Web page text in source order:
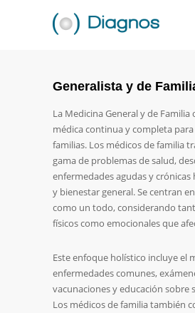
Generalista y de
La Medicina General y de Familia
médica continua y completa
familias. Los médicos de familia
gama de problemas de salud,
enfermedades agudas y crónicas
y bienestar general. Se centran
como un todo, considerando
físicos como emocionales que
Este enfoque holístico incluye el
enfermedades comunes,
vacunaciones y educación sobre
Los médicos de familia también